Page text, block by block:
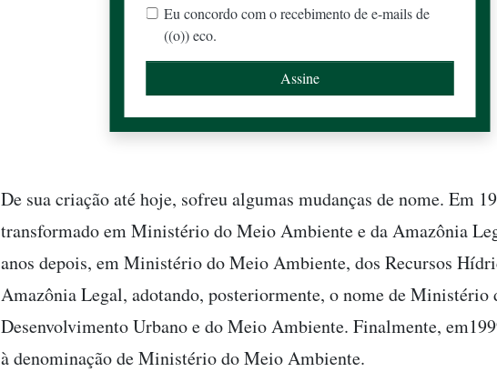
Eu concordo com o recebimento de e-mails de
((o)) eco.
De sua criação até hoje, sofreu algumas mudanças de nome. Em
transformado em Ministério do Meio Ambiente e da Amazônia
anos depois, em Ministério do Meio Ambiente, dos Recursos
Amazônia Legal, adotando, posteriormente, o nome de Ministério
Desenvolvimento Urbano e do Meio Ambiente. Finalmente,
à denominação de Ministério do Meio Ambiente.